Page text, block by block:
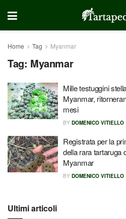
Home Tag Myanmar
Tag: Myanmar
Mille testuggini
Myanmar,
mesi
BY DOMENICO VITIELLO
Registrata per la
della rara tartaruga
Myanmar
BY DOMENICO VITIELLO
Ultimi articoli